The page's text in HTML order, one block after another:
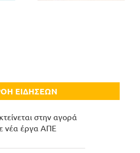
ΕΙΔΗΣΕΩΝ
στην αγορά
νέα έργα ΑΠΕ